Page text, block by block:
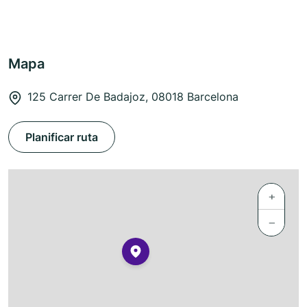
Mapa
125 Carrer De Badajoz, 08018 Barcelona
Planificar ruta
+
−